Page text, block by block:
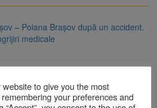
– Poiana Brașov după un accident.
medicale
to give you the most
your preferences and